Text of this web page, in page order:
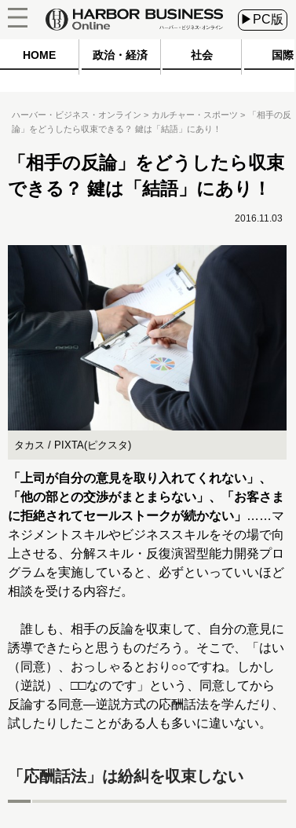
▶PC版
HOME 政治・経済 社会 国際
ハーバー・ビジネス・オンライン カルチャー・スポーツ
「相手の反
論」をどうしたら収束できる？ 鍵は「結語」にあり！
「相手の反論」をどうしたら収束
できる？ 鍵は「結語」にあり！
2016.11.03
タカス / PIXTA(ピクスタ)
「上司が自分の意見を取り入れてくれない」、
「他の部との交渉がまとまらない」、「お客さま
に拒絶されてセールストークが続かない」 ……マ
ネジメントスキルやビジネススキルをその場で向
上させる、分解スキル・反復演習型能力開発プロ
グラムを実施していると、必ずといっていいほど
相談を受ける内容だ。
誰しも、相手の反論を収束して、自分の意見に
誘導できたらと思うものだろう。そこで、「はい
（同意）、おっしゃるとおり○○ですね。しかし
（逆説）、□□なのです」という、同意してから
反論する同意―逆説方式の応酬話法を学んだり、
試したりしたことがある人も多いに違いない。
「応酬話法」は紛糾を収束しない